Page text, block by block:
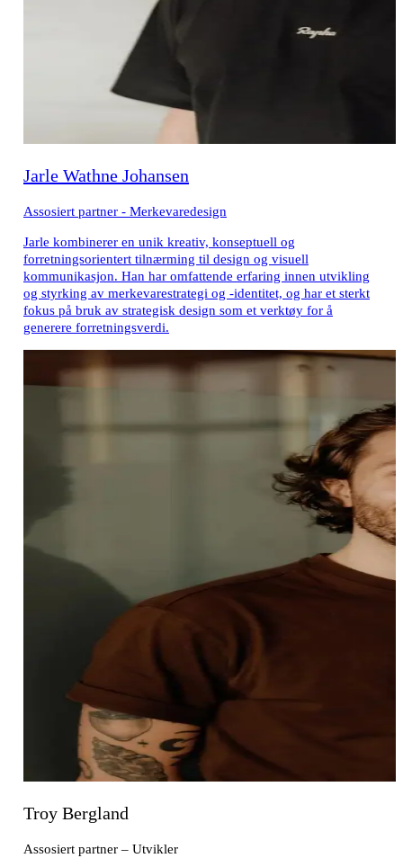
Jarle Wathne Johansen
Assosiert partner - Merkevaredesign
Jarle kombinerer en unik kreativ, konseptuell og
forretningsorientert tilnærming til design og visuell
kommunikasjon. Han har omfattende erfaring innen utvikling
og styrking av merkevarestrategi og -identitet, og har et sterkt
fokus på bruk av strategisk design som et verktøy for å
generere forretningsverdi.
Troy Bergland
Assosiert partner – Utvikler